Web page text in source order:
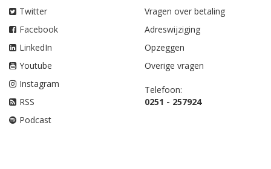
Twitter
Facebook
LinkedIn
Youtube
Instagram
RSS
Podcast
Vragen over betaling
Adreswijziging
Opzeggen
Overige vragen
Telefoon:
0251 - 257924